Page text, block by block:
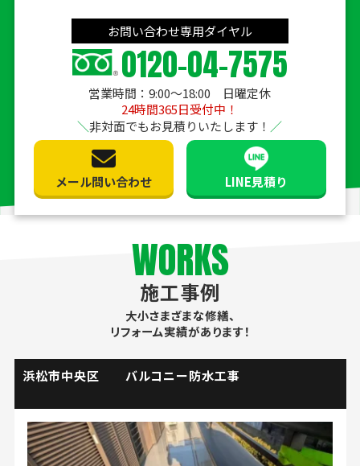
お問い合わせ専用ダイヤル
0120-04-7575
営業時間：9:00〜18:00 日曜定休
24時間365日受付中！
非対面でもお見積りいたします！
メール問い合わせ LINE見積り
WORKS
施工事例
大小さまざまな修繕、
リフォーム実績があります！
掛川市 流し台水栓取替工事